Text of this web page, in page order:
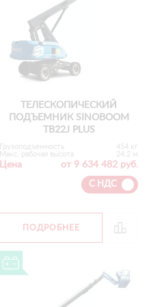
ТЕЛЕСКОПИЧЕСКИЙ
ПОДЪЕМНИК SINOBOOM
TB22J PLUS
Грузоподъемность
454 кг
Макс. рабочая высота
24.2 м
Цена от 9 634 482 руб.
С НДС
ПОДРОБНЕЕ